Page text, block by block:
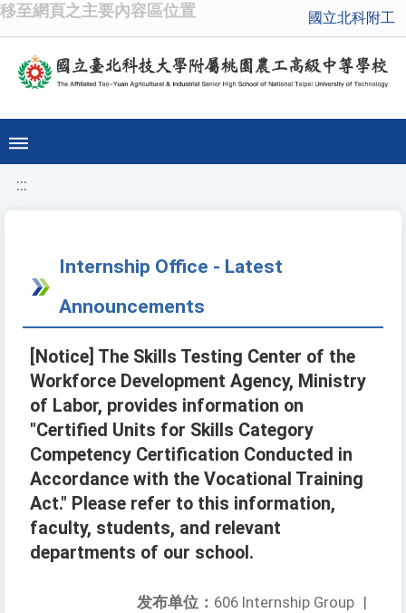
移至網頁之主要內容區位置 國立北科附工
:::
Internship Office - Latest
Announcements
[Notice] The Skills Testing Center of the
Workforce Development Agency, Ministry
of Labor, provides information on
"Certified Units for Skills Category
Competency Certification Conducted in
Accordance with the Vocational Training
Act." Please refer to this information,
faculty, students, and relevant
departments of our school.
发布单位： 606 Internship Group |